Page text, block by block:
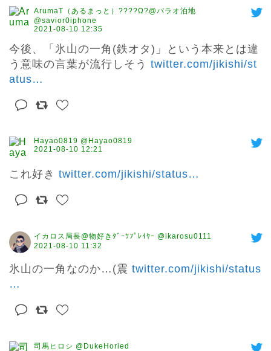
ArumaT（あるまっと）????Ω?@パラオ泊地
@savior0iphone
2021-08-10 12:35
今後、「氷山の一角(鉄オタ)」という本来とは違
う意味の言葉が流行しそう twitter.com/jikishi/st
atus…
Hayao0819 @Hayao0819
2021-08-10 12:21
これ好き twitter.com/jikishi/status…
イカロス局長@物好きﾀﾞｰﾂﾌﾟﾚｲﾔｰ @ikarosu0111
2021-08-10 11:32
氷山の一角なのか…(震 twitter.com/jikishi/status
…
司馬ヒロシ @DukeHoried